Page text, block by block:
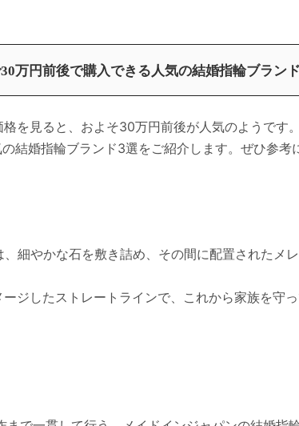
万円前後で購入できる人気の結婚指輪ブラン
を見ると、およそ30万円前後が人気のようです
結婚指輪ブランド3選をご紹介します。ぜひ参考
細やかな石を敷き詰め、その間に配置されたメ
ジしたストレートラインで、これから家族を守